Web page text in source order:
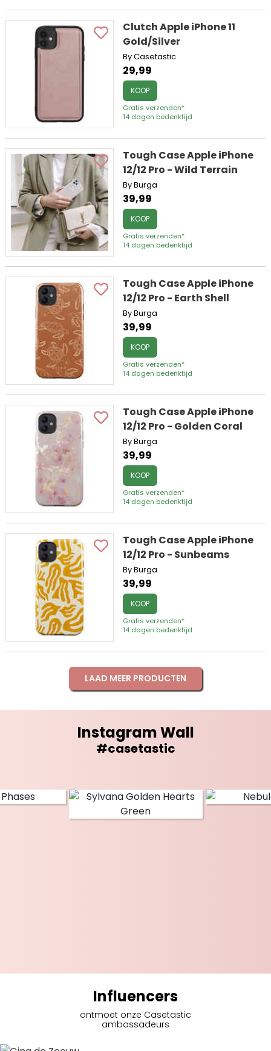
Clutch Apple iPhone 11
Gold/Silver
By Casetastic
29,99
KOOP
Gratis verzenden*
14 dagen bedenktijd
Tough Case Apple iPhone
12/12 Pro - Wild Terrain
By Burga
39,99
KOOP
Gratis verzenden*
14 dagen bedenktijd
Tough Case Apple iPhone
12/12 Pro - Earth Shell
By Burga
39,99
KOOP
Gratis verzenden*
14 dagen bedenktijd
Tough Case Apple iPhone
12/12 Pro - Golden Coral
By Burga
39,99
KOOP
Gratis verzenden*
14 dagen bedenktijd
Tough Case Apple iPhone
12/12 Pro - Sunbeams
By Burga
39,99
KOOP
Gratis verzenden*
14 dagen bedenktijd
LAAD MEER PRODUCTEN
Instagram Wall
#casetastic
Influencers
ontmoet onze Casetastic
ambassadeurs